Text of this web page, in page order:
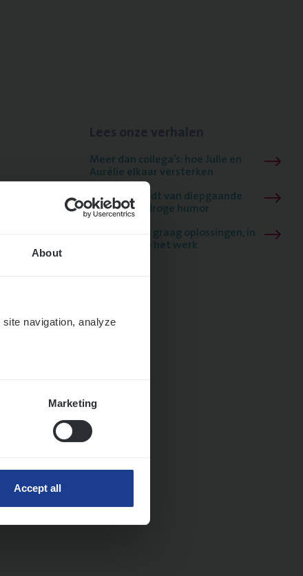
About
navigation, analyze
Marketing
Accept all
Meer dan collega’s: hoe Julie en
Aurélie elkaar versterken
Mathias houdt van diepgaande
dossiers én droge humor
Thalia zoekt graag oplossingen, in
games én op het werk